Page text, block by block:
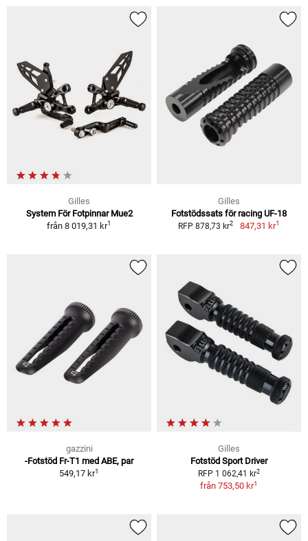
Gilles
System För Fotpinnar Mue2
från 8 019,31 kr1
Gilles
Fotstödssats för racing UF-18
RFP 878,73 kr2 847,31 kr1
gazzini
-Fotstöd Fr-T1 med ABE, par
549,17 kr1
Gilles
Fotstöd Sport Driver
RFP 1 062,41 kr2
från 753,50 kr1